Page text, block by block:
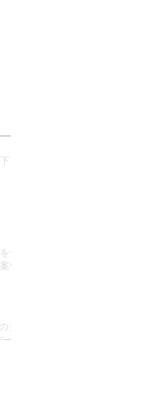
さ
使
い
タ